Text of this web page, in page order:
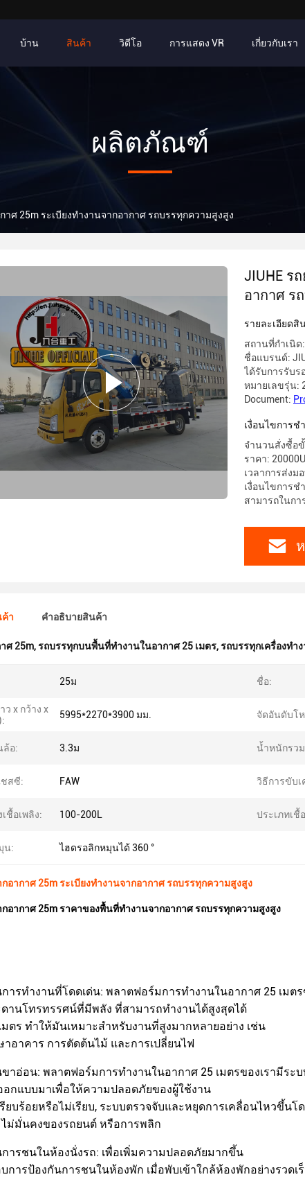
บ้าน สินค้า วิดีโอ การแสดง VR เกี่ยวกับเรา
ผลิตภัณฑ์
าศ 25m ระเบียงทํางานจากอากาศ รถบรรทุกความสูงสูง
JIUHE ร
อากาศ ร
รายละเอียดสิ
สถานที่กำเนิด
ชื่อแบรนด์:
ได้รับการรับร
หมายเลขรุ่น:
Document:
เงื่อนไขการชํ
จำนวนสั่งซื้อ
ราคา:
เวลาการส่งม
เงื่อนไขการช
สามารถในกา
ค้า คําอธิบายสินค้า
ศ 25m,รถบรรทุกบนพื้นที่ทํางานในอากาศ 25 เมตร,รถบรรทุกเครื่องทํ
25ม ชื่อ:
ว x กว้าง x
5995*2270*3900 มม. จัดอันดับโ
ล้อ: 3.3ม น้ำหนักรว
สซี: FAW วิธีการขับเ
ชื้อเพลิง: 100-200L ประเภทเชื้
น: ไฮดรอลิกหมุนได้ 360 °
กอากาศ 25m ระเบียงทํางานจากอากาศ รถบรรทุกความสูงสูง
กอากาศ 25m ราคาของพื้นที่ทํางานจากอากาศ รถบรรทุกความสูงสูง
ารทํางานที่โดดเด่น: พลาตฟอร์มการทํางานในอากาศ 25 เมตร
านโทรทรรศน์ที่มีพลัง ที่สามารถทํางานได้สูงสุดได้
มตร ทําให้มันเหมาะสําหรับงานที่สูงมากหลายอย่าง เช่น
าอาคาร การตัดต้นไม้ และการเปลี่ยนไฟ
ขาอ่อน: พลาตฟอร์มการทํางานในอากาศ 25 เมตรของเรามีร
กแบบมาเพื่อให้ความปลอดภัยของผู้ใช้งาน
ยบร้อยหรือไม่เรียบ, ระบบตรวจจับและหยุดการเคลื่อนไหวขึ้นโ
ม่มั่นคงของรถยนต์ หรือการพลิก
การชนในห้องนั่งรถ: เพื่อเพิ่มความปลอดภัยมากขึ้น
การป้องกันการชนในห้องพัก เมื่อพับเข้าใกล้ห้องพักอย่างรวดเ